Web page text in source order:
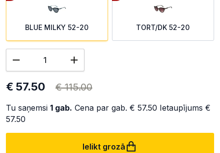
BLUE MILKY 52-20 TORT/DK 52-20
€ 57.50 € 115.00
Tu saņemsi 1 gab. Cena par gab. € 57.50 Ietaupījums €
57.50
Ielikt grozā